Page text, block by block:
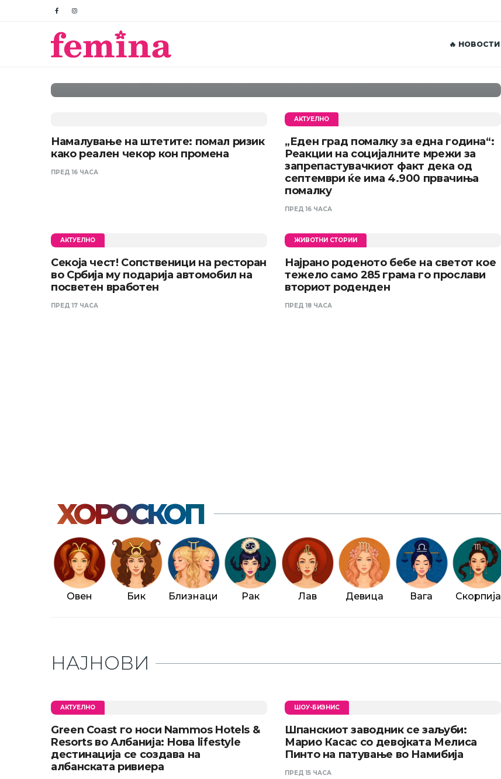
🔥 НОВОСТИ
девојка“: Ангела од Крива
Паланка за предлогот за брак на
Намалување на штетите: помал ризик
како реален чекор кон промена
ПРЕД 16 ЧАСА
АКТУЕЛНО
„Еден град помалку за една година“:
Реакции на социјалните мрежи за
запрепастувачкиот факт дека од
септември ќе има 4.900 првачиња
помалку
ПРЕД 16 ЧАСА
АКТУЕЛНО
Секоја чест! Сопственици на ресторан
во Србија му подарија автомобил на
посветен вработен
ПРЕД 17 ЧАСА
ЖИВОТНИ СТОРИИ
Најрано роденото бебе на светот кое
тежело само 285 грама го прослави
вториот роденден
ПРЕД 18 ЧАСА
ХОРОСКОП
Овен Бик Близнаци Рак Лав Девица Вага Скорпија
НАЈНОВИ
АКТУЕЛНО
Green Coast го носи Nammos Hotels &
Resorts во Албанија: Нова lifestyle
дестинација се создава на
албанската ривиера
ШОУ-БИЗНИС
Шпанскиот заводник се заљуби:
Марио Касас со девојката Мелиса
Пинто на патување во Намибија
ПРЕД 15 ЧАСА